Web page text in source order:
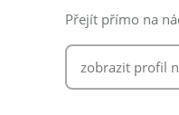
Přejít přímo na